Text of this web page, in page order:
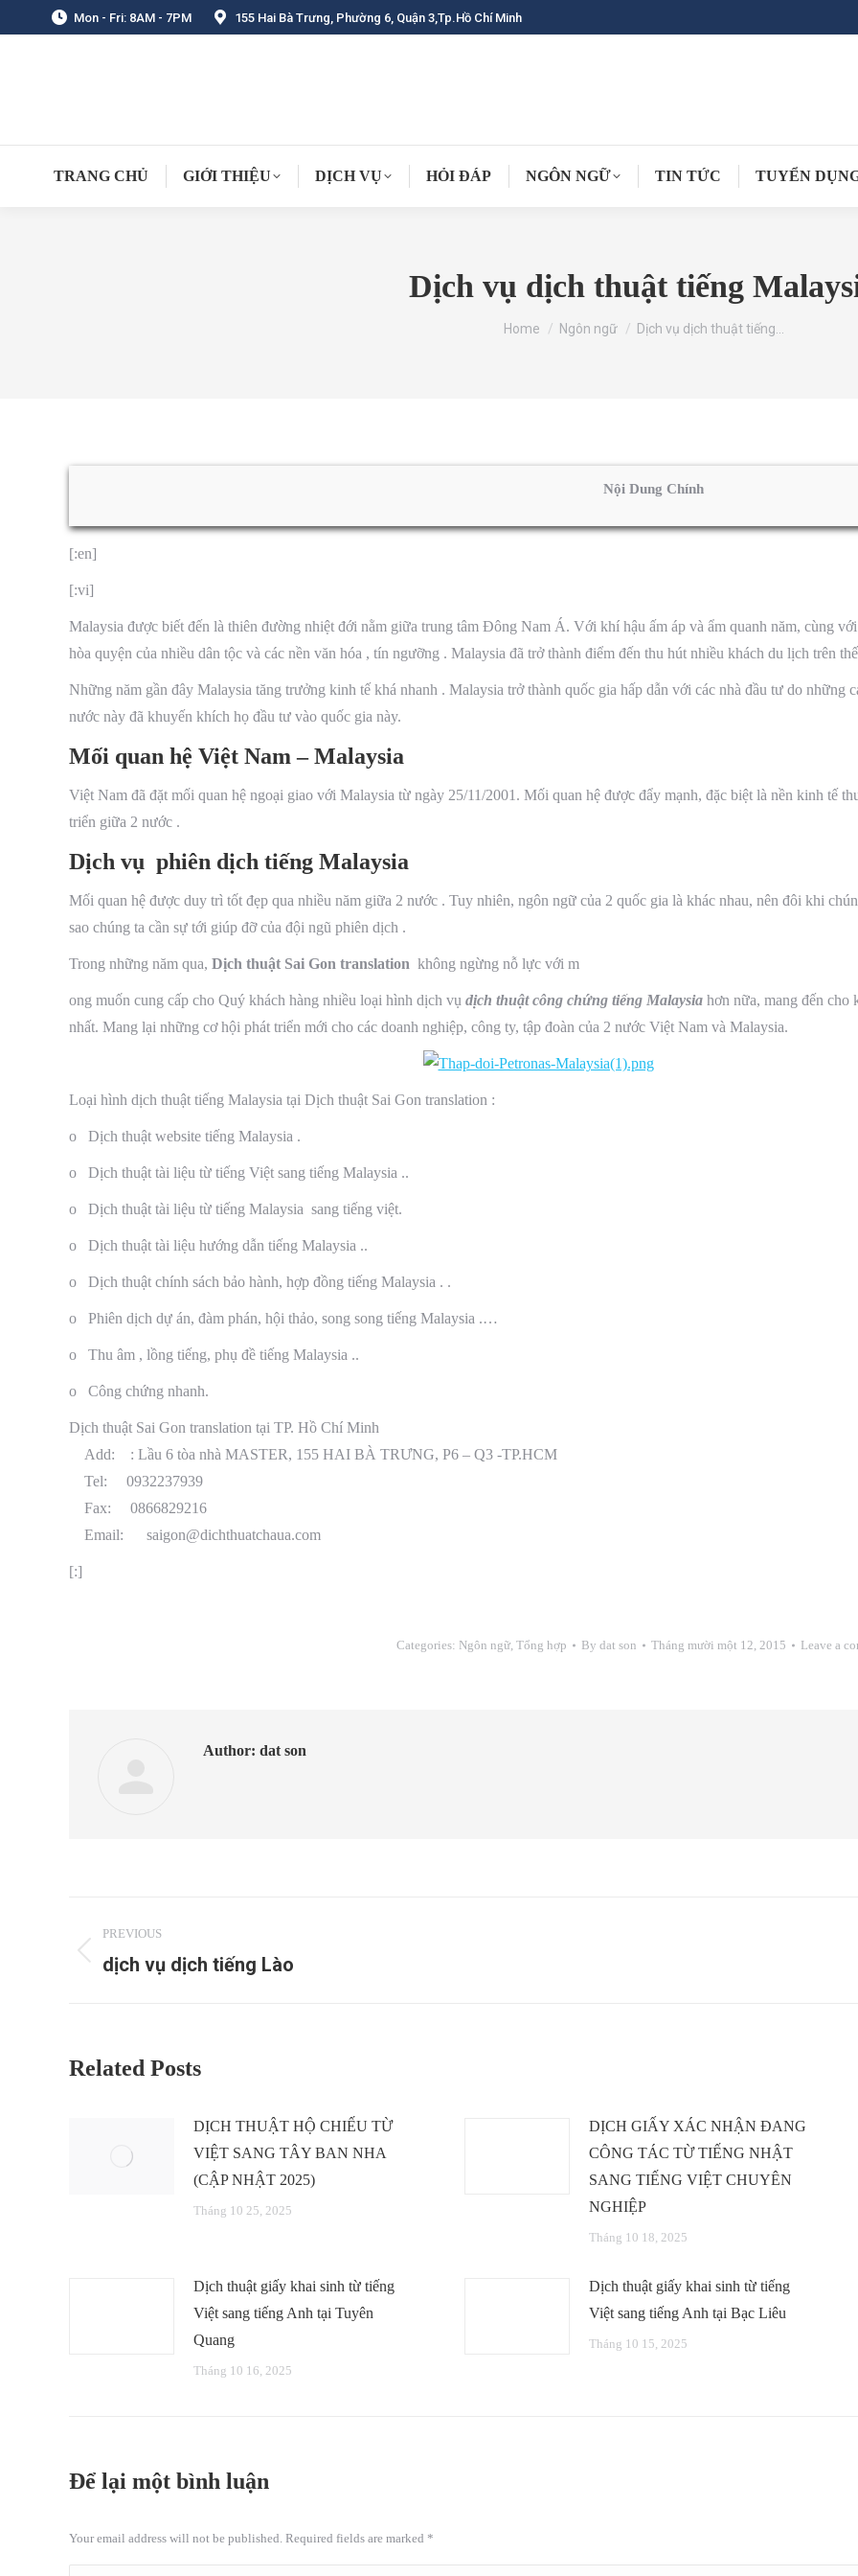
Mon - Fri: 8AM - 7PM 155 Hai Bà Trưng, Phường 6, Quận 3,Tp.Hồ Chí Minh
TRANG CHỦ GIỚI THIỆU DỊCH VỤ HỎI ĐÁP NGÔN NGỮ TIN TỨC TUYỂN
Dịch vụ dịch thuật tiếng
You are here:
Home Ngôn ngữ Dịch vụ dịch thuật tiếng…
Nội Dung Chính
[:en]
[:vi]
Malaysia được biết đến là thiên đường nhiệt đới nằm giữa trung tâm Đông Nam Á. Với khí hậu ấm áp và ẩm quanh năm, cùng
hòa quyện của nhiều dân tộc và các nền văn hóa , tín ngưỡng . Malaysia đã trở thành điểm đến thu hút nhiều khách du lịch trên
Những năm gần đây Malaysia tăng trưởng kinh tế khá nhanh . Malaysia trở thành quốc gia hấp dẫn với các nhà đầu tư do những
nước này đã khuyến khích họ đầu tư vào quốc gia này.
Mối quan hệ Việt Nam – Malaysia
Việt Nam đã đặt mối quan hệ ngoại giao với Malaysia từ ngày 25/11/2001. Mối quan hệ được đẩy mạnh, đặc biệt là nền kinh tế
triển giữa 2 nước .
Dịch vụ phiên dịch tiếng Malaysia
Mối quan hệ được duy trì tốt đẹp qua nhiều năm giữa 2 nước . Tuy nhiên, ngôn ngữ của 2 quốc gia là khác nhau, nên đôi khi
sao chúng ta cần sự tới giúp đỡ của đội ngũ phiên dịch .
Trong những năm qua, Dịch thuật Sai Gon translation không ngừng nỗ lực với m
ong muốn cung cấp cho Quý khách hàng nhiều loại hình dịch vụ dịch thuật công chứng tiếng Malaysia hơn nữa, mang đến cho
nhất. Mang lại những cơ hội phát triển mới cho các doanh nghiệp, công ty, tập đoàn của 2 nước Việt Nam và Malaysia.
Loại hình dịch thuật tiếng Malaysia tại Dịch thuật Sai Gon translation :
o Dịch thuật website tiếng Malaysia .
o Dịch thuật tài liệu từ tiếng Việt sang tiếng Malaysia ..
o Dịch thuật tài liệu từ tiếng Malaysia sang tiếng việt.
o Dịch thuật tài liệu hướng dẫn tiếng Malaysia ..
o Dịch thuật chính sách bảo hành, hợp đồng tiếng Malaysia . .
o Phiên dịch dự án, đàm phán, hội thảo, song song tiếng Malaysia .…
o Thu âm , lồng tiếng, phụ đề tiếng Malaysia ..
o Công chứng nhanh.
Dịch thuật Sai Gon translation tại TP. Hồ Chí Minh
Add: : Lầu 6 tòa nhà MASTER, 155 HAI BÀ TRƯNG, P6 – Q3 -TP.HCM
Tel: 0932237939
Fax: 0866829216
Email: saigon@dichthuatchaua.com
[:]
Categories: Ngôn ngữ, Tổng hợp By dat son Tháng mười một 12, 2015 Leave a
Author: dat son
navigation
PREVIOUS
Previous
dịch vụ dịch tiếng Lào
Related Posts
DỊCH THUẬT HỘ CHIẾU TỪ
VIỆT SANG TÂY BAN NHA
(CẬP NHẬT 2025)
Tháng 10 25, 2025
DỊCH GIẤY XÁC NHẬN ĐANG
CÔNG TÁC TỪ TIẾNG NHẬT
SANG TIẾNG VIỆT CHUYÊN
NGHIỆP
Tháng 10 18, 2025
Dịch thuật giấy khai sinh từ tiếng
Việt sang tiếng Anh tại Tuyên
Quang
Tháng 10 16, 2025
Dịch thuật giấy khai sinh từ tiếng
Việt sang tiếng Anh tại Bạc Liêu
Tháng 10 15, 2025
Để lại một bình luận
Your email address will not be published. Required fields are marked *